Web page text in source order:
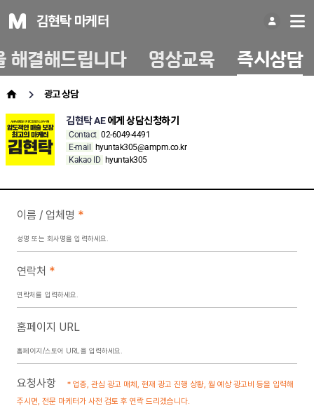
김현탁 마케터
해결해드립니다 영상교육 즉시상담
광고 상담
김현탁 AE에게 상담신청하기
Contact 02-6049-4491
E-mail hyuntak305@ampm.co.kr
Kakao ID hyuntak305